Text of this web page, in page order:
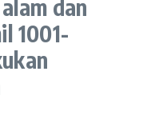
dan
1001-